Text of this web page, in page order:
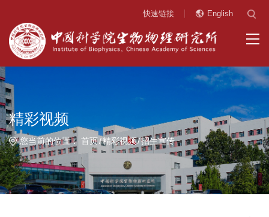
快速链接 English
精彩视频
您当前的位置：首页 精彩视频 招生宣传